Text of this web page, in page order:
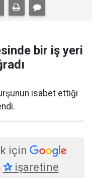
bir iş yeri
isabet ettiği
için
✰işaretine